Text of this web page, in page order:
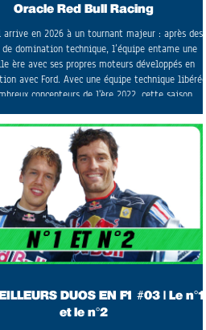
Oracle Red Bull Racing
arrive en 2026 à un tournant majeur : après des
de domination technique, l’équipe entame une
ère avec ses propres moteurs développés en
avec Ford. Avec une équipe technique libérée
concepteurs de l'ère 2022, cette saison
depuis ses débuts,
DUOS EN F1 #03 | Le n°1
et le n°2